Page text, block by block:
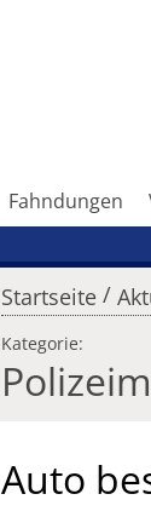
Fahndungen
Startseite /
Kategorie:
Auto